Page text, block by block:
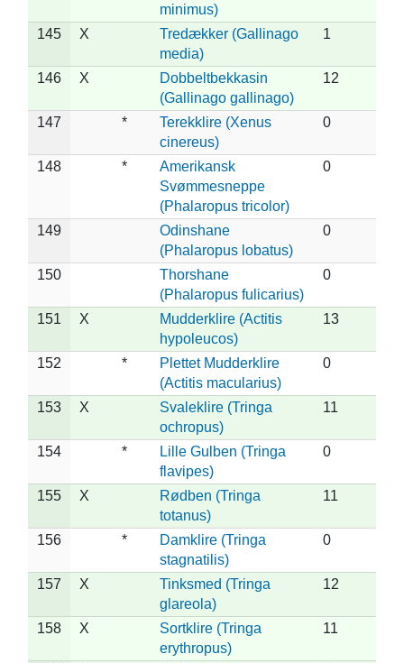
minimus)
145 X
Tredækker (Gallinago
media)
1
146 X
Dobbeltbekkasin
(Gallinago gallinago)
12
147 *
Terekklire (Xenus
cinereus)
0
148 *
Amerikansk
Svømmesneppe
(Phalaropus tricolor)
0
149
Odinshane
(Phalaropus lobatus)
0
150
Thorshane
(Phalaropus fulicarius)
0
151 X
Mudderklire (Actitis
hypoleucos)
13
152 *
Plettet Mudderklire
(Actitis macularius)
0
153 X
Svaleklire (Tringa
ochropus)
11
154 *
Lille Gulben (Tringa
flavipes)
0
155 X
Rødben (Tringa
totanus)
11
156 *
Damklire (Tringa
stagnatilis)
0
157 X
Tinksmed (Tringa
glareola)
12
158 X
Sortklire (Tringa
erythropus)
11